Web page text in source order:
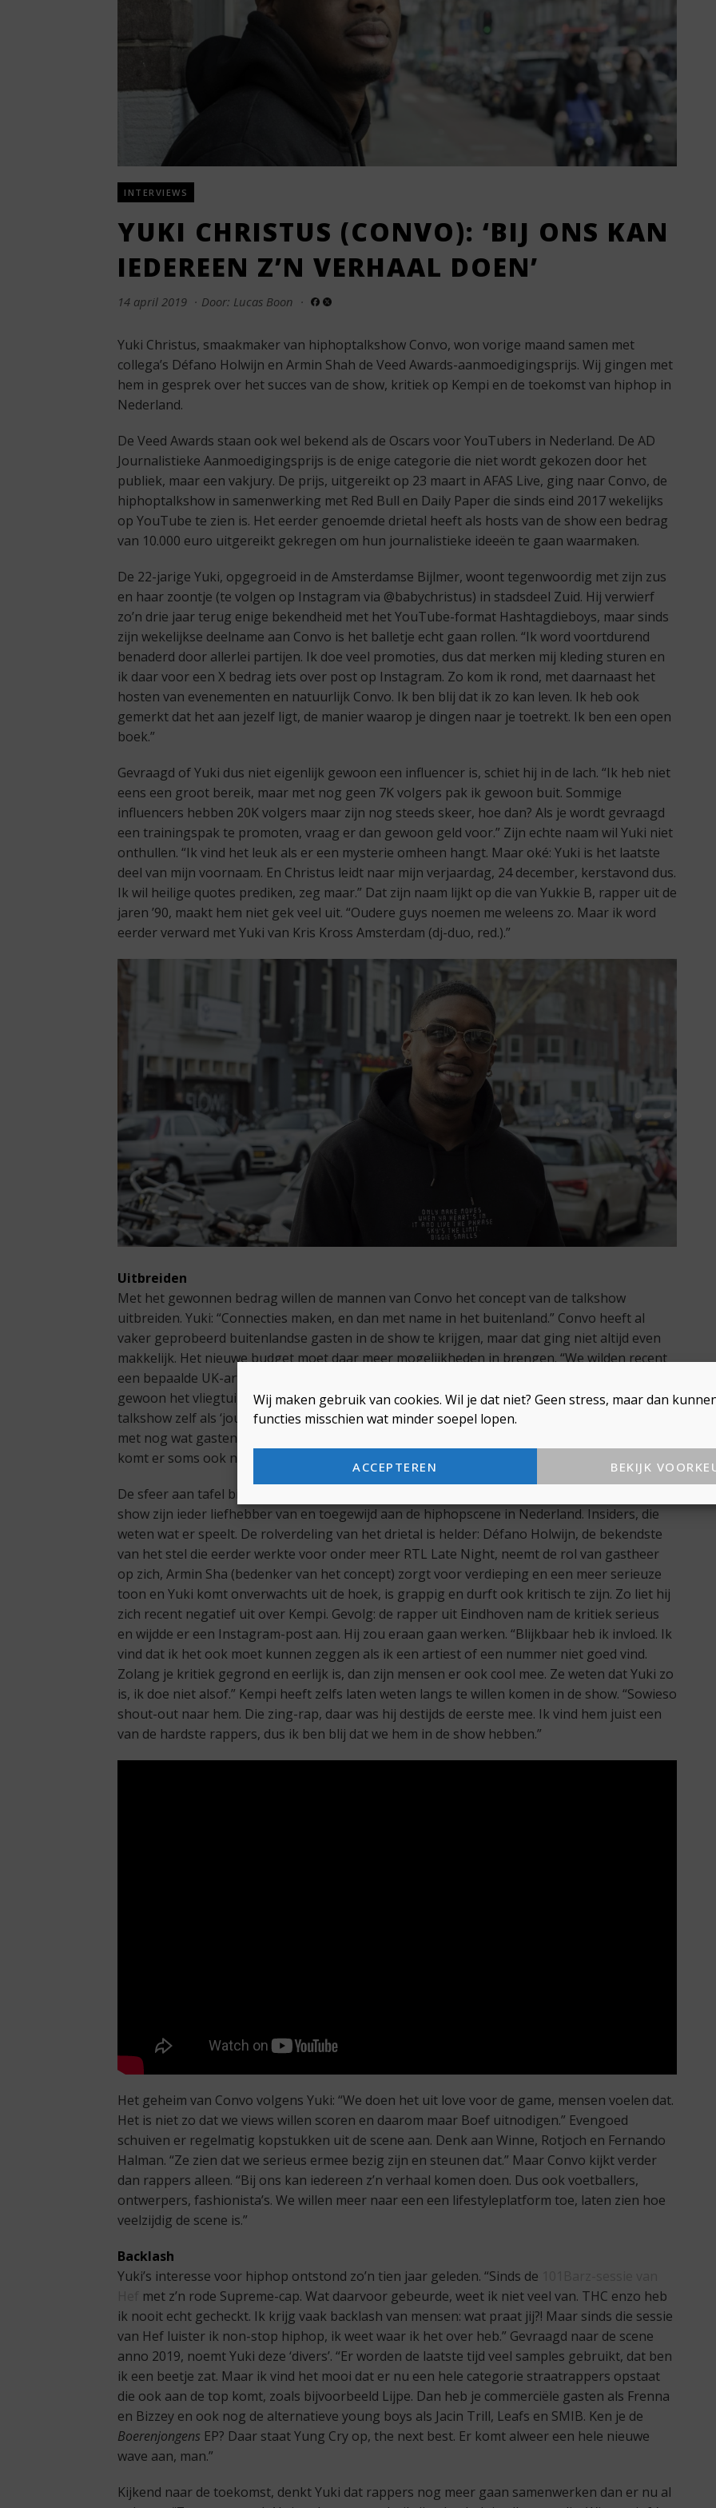
Wij maken gebruik van cookies. Wil je dat niet? Geen stress, maar dan
functies misschien wat minder soepel lopen.
ACCEPTEREN BEKIJK
INTERVIEWS
YUKI CHRISTUS (CONVO): ‘BIJ ONS KAN
IEDEREEN Z’N VERHAAL DOEN’
14 april 2019 · Door: Lucas Boon ·
Yuki Christus, smaakmaker van hiphoptalkshow Convo, won vorige maand samen met
collega’s Défano Holwijn en Armin Shah de Veed Awards-aanmoedigingsprijs. Wij gingen met
hem in gesprek over het succes van de show, kritiek op Kempi en de toekomst van hiphop in
Nederland.
De Veed Awards staan ook wel bekend als de Oscars voor YouTubers in Nederland. De AD
Journalistieke Aanmoedigingsprijs is de enige categorie die niet wordt gekozen door het
publiek, maar een vakjury. De prijs, uitgereikt op 23 maart in AFAS Live, ging naar Convo, de
hiphoptalkshow in samenwerking met Red Bull en Daily Paper die sinds eind 2017 wekelijks
op YouTube te zien is. Het eerder genoemde drietal heeft als hosts van de show een bedrag
van 10.000 euro uitgereikt gekregen om hun journalistieke ideeën te gaan waarmaken.
De 22-jarige Yuki, opgegroeid in de Amsterdamse Bijlmer, woont tegenwoordig met zijn zus
en haar zoontje (te volgen op Instagram via @babychristus) in stadsdeel Zuid. Hij verwierf
zo’n drie jaar terug enige bekendheid met het YouTube-format Hashtagdieboys, maar sinds
zijn wekelijkse deelname aan Convo is het balletje echt gaan rollen. “Ik word voortdurend
benaderd door allerlei partijen. Ik doe veel promoties, dus dat merken mij kleding sturen en
ik daar voor een X bedrag iets over post op Instagram. Zo kom ik rond, met daarnaast het
hosten van evenementen en natuurlijk Convo. Ik ben blij dat ik zo kan leven. Ik heb ook
gemerkt dat het aan jezelf ligt, de manier waarop je dingen naar je toetrekt. Ik ben een open
boek.”
Gevraagd of Yuki dus niet eigenlijk gewoon een influencer is, schiet hij in de lach. “Ik heb niet
eens een groot bereik, maar met nog geen 7K volgers pak ik gewoon buit. Sommige
influencers hebben 20K volgers maar zijn nog steeds skeer, hoe dan? Als je wordt gevraagd
een trainingspak te promoten, vraag er dan gewoon geld voor.” Zijn echte naam wil Yuki niet
onthullen. “Ik vind het leuk als er een mysterie omheen hangt. Maar oké: Yuki is het laatste
deel van mijn voornaam. En Christus leidt naar mijn verjaardag, 24 december, kerstavond dus.
Ik wil heilige quotes prediken, zeg maar.” Dat zijn naam lijkt op die van Yukkie B, rapper uit de
jaren ’90, maakt hem niet gek veel uit. “Oudere guys noemen me weleens zo. Maar ik word
eerder verward met Yuki van Kris Kross Amsterdam (dj-duo, red.).”
Uitbreiden
Met het gewonnen bedrag willen de mannen van Convo het concept van de talkshow
uitbreiden. Yuki: “Connecties maken, en dan met name in het buitenland.” Convo heeft al
vaker geprobeerd buitenlandse gasten in de show te krijgen, maar dat ging niet altijd even
makkelijk. Het nieuwe budget moet daar meer mogelijkheden in brengen. “We wilden recent
een bepaalde UK-artiest in de show, maar hij zegde op het laatste moment af. Nu kunnen we
gewoon het vliegtuig naar Londen pakken om het interview daar te doen.” Zou Yuki de
talkshow zelf als ‘journalistiek’ bestempelen? “Eigenlijk niet, we zijn gewoon drie vrienden die
met nog wat gasten over hiphop lullen. Maar tegelijkertijd leggen we een interview af en
komt er soms ook nieuws uit voort, dus ik begrijp de term wel.”
De sfeer aan tafel bij Convo is inderdaad ongedwongen te noemen. De drie gezichten van de
show zijn ieder liefhebber van en toegewijd aan de hiphopscene in Nederland. Insiders, die
weten wat er speelt. De rolverdeling van het drietal is helder: Défano Holwijn, de bekendste
van het stel die eerder werkte voor onder meer RTL Late Night, neemt de rol van gastheer
op zich, Armin Sha (bedenker van het concept) zorgt voor verdieping en een meer serieuze
toon en Yuki komt onverwachts uit de hoek, is grappig en durft ook kritisch te zijn. Zo liet hij
zich recent negatief uit over Kempi. Gevolg: de rapper uit Eindhoven nam de kritiek serieus
en wijdde er een Instagram-post aan. Hij zou eraan gaan werken. “Blijkbaar heb ik invloed. Ik
vind dat ik het ook moet kunnen zeggen als ik een artiest of een nummer niet goed vind.
Zolang je kritiek gegrond en eerlijk is, dan zijn mensen er ook cool mee. Ze weten dat Yuki zo
is, ik doe niet alsof.” Kempi heeft zelfs laten weten langs te willen komen in de show. “Sowieso
shout-out naar hem. Die zing-rap, daar was hij destijds de eerste mee. Ik vind hem juist een
van de hardste rappers, dus ik ben blij dat we hem in de show hebben.”
Het geheim van Convo volgens Yuki: “We doen het uit love voor de game, mensen voelen dat.
Het is niet zo dat we views willen scoren en daarom maar Boef uitnodigen.” Evengoed
schuiven er regelmatig kopstukken uit de scene aan. Denk aan Winne, Rotjoch en Fernando
Halman. “Ze zien dat we serieus ermee bezig zijn en steunen dat.” Maar Convo kijkt verder
dan rappers alleen. “Bij ons kan iedereen z’n verhaal komen doen. Dus ook voetballers,
ontwerpers, fashionista’s. We willen meer naar een een lifestyleplatform toe, laten zien hoe
veelzijdig de scene is.”
Backlash
Yuki’s interesse voor hiphop ontstond zo’n tien jaar geleden. “Sinds de
met z’n rode Supreme-cap. Wat daarvoor gebeurde, weet ik niet veel van. THC enzo heb
ik nooit echt gecheckt. Ik krijg vaak backlash van mensen: wat praat jij?! Maar sinds die sessie
van Hef luister ik non-stop hiphop, ik weet waar ik het over heb.” Gevraagd naar de scene
anno 2019, noemt Yuki deze ‘divers’. “Er worden de laatste tijd veel samples gebruikt, dat ben
ik een beetje zat. Maar ik vind het mooi dat er nu een hele categorie straatrappers opstaat
die ook aan de top komt, zoals bijvoorbeeld Lijpe. Dan heb je commerciële gasten als Frenna
en Bizzey en ook nog de alternatieve young boys als Jacin Trill, Leafs en SMIB. Ken je de
Boerenjongens EP? Daar staat Yung Cry op, the next best. Er komt alweer een hele nieuwe
wave aan, man.”
Kijkend naar de toekomst, denkt Yuki dat rappers nog meer gaan samenwerken dan er nu al